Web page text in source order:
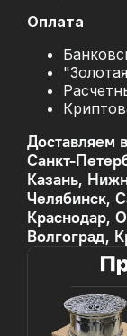
Оплата
Доставляем
Санкт-
Казань,
Челябинск,
Краснодар,
Волгоград,